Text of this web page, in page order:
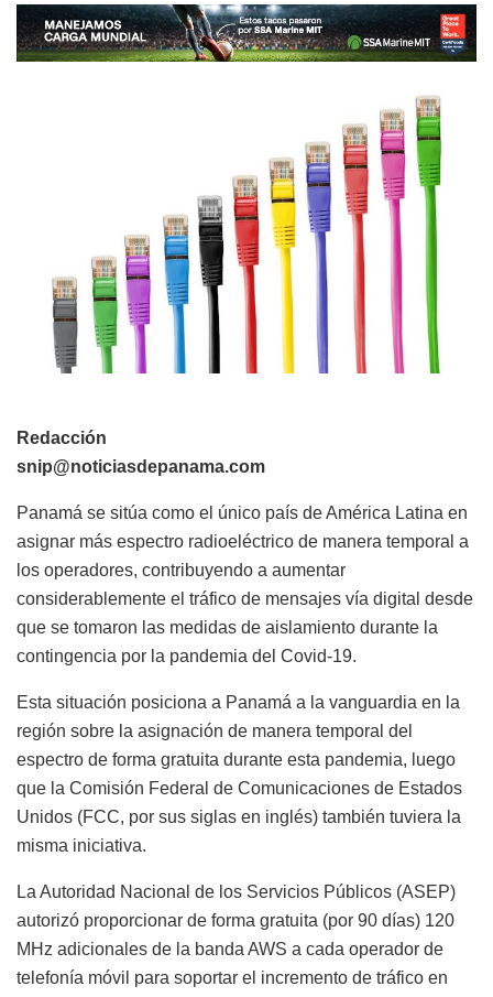
Redacción
snip@noticiasdepanama.com
Panamá se sitúa como el único país de América Latina en
asignar más espectro radioeléctrico de manera temporal a
los operadores, contribuyendo a aumentar
considerablemente el tráfico de mensajes vía digital desde
que se tomaron las medidas de aislamiento durante la
contingencia por la pandemia del Covid-19.
Esta situación posiciona a Panamá a la vanguardia en la
región sobre la asignación de manera temporal del
espectro de forma gratuita durante esta pandemia, luego
que la Comisión Federal de Comunicaciones de Estados
Unidos (FCC, por sus siglas en inglés) también tuviera la
misma iniciativa.
La Autoridad Nacional de los Servicios Públicos (ASEP)
autorizó proporcionar de forma gratuita (por 90 días) 120
MHz adicionales de la banda AWS a cada operador de
telefonía móvil para soportar el incremento de tráfico en